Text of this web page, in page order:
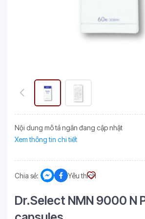
Nội dung mô tả ngắn đang cập nhật
Xem thông tin chi tiết
Chia sẻ: Yêu thích
Dr.Select NMN 9000 N